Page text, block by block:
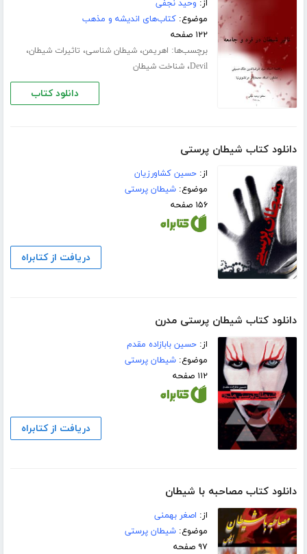
از: وحید نجفی
موضوع:کتاب‌های اندیشه و مذهب
۱۲۲ صفحه
برچسب‌ها: اهریمن،شیطان شناسی، تاثیرات شیطان،
Devil،شناخت شیطان
دانلود کتاب
دانلود کتاب شیطان پرستی
از:حسین کشاورزیان
موضوع:شیطان پرستی
۱۵۶ صفحه
دریافت از کتابراه
دانلود کتاب شیطان پرستی مدرن
از:حسین بابازاده مقدم
موضوع:شیطان پرستی
۱۱۲ صفحه
دریافت از کتابراه
دانلود کتاب مصاحبه با شیطان
از: اصغر بهمنی
موضوع:شیطان پرستی
۹۷ صفحه